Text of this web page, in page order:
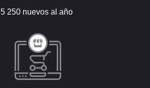
5 250 nuevos al año